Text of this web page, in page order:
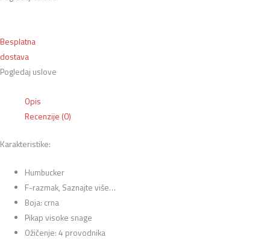
Besplatna
dostava
Pogledaj uslove
Opis
Recenzije (0)
Karakteristike:
Humbucker
F-razmak, Saznajte više…
Boja: crna
Pikap visoke snage
Ožičenje: 4 provodnika